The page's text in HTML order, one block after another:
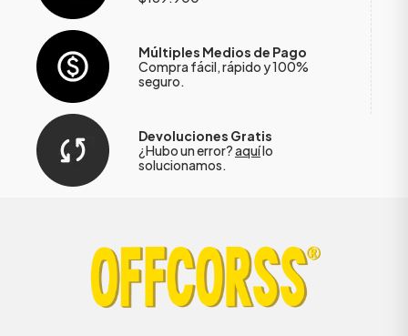
Múltiples Medios de Pago
Compra fácil, rápido y 100%
seguro.
Devoluciones Gratis
¿Hubo un error?aquílo
solucionamos.